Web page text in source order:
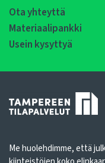
Ota yhteyttä
Materiaalipankki
Usein kysyttyä
Me huolehdimme, että